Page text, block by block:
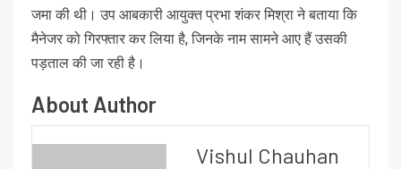
जमा की थी। उप आबकारी आयुक्त प्रभा शंकर मिश्रा ने बताया कि
मैनेजर को गिरफ्तार कर लिया है, जिनके नाम सामने आए हैं उसकी
पड़ताल की जा रही है।
About Author
Vishul Chauhan